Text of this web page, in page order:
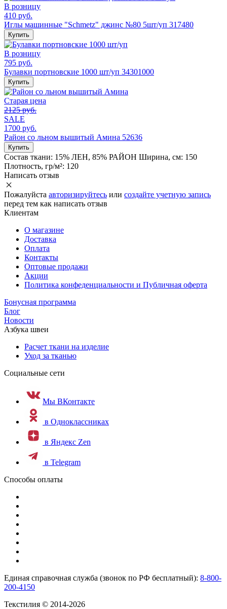
В розницу
410 руб.
Иглы машинные "Schmetz" джинс №80 5шт/уп 317480
Купить
В розницу
795 руб.
Булавки портновские 1000 шт/уп 34301000
Купить
Старая цена
2125 руб.
SALE
1700 руб.
Район со льном вышитый Амина 52636
Купить
Состав ткани: 15% ЛЕН, 85% РАЙОН Ширина, см: 150
Плотность, гр/м²: 120
Написать отзыв
Пожалуйста авторизируйтесь или создайте учетную запись
перед тем как написать отзыв
Клиентам
О магазине
Доставка
Оплата
Контакты
Оптовые продажи
Акции
Политика конфеденциальности и Публичная оферта
Бонусная программа
Блог
Новости
Азбука швеи
Расчет ткани на изделие
Уход за тканью
Социальные сети
Мы ВКонтакте
в Одноклассниках
в Яндекс Zen
в Telegram
Способы оплаты
Единая справочная служба (звонок по РФ бесплатный): 8-800-
200-4150
Текстилия © 2014-2026